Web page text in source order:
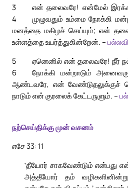
3
என் தலைவரே! என்மேல்
முழுவதும் உம்மை நோக்கி
4
மனத்தை மகிழச் செய்யும்; என்
உள்ளத்தை உயர்த்துகின்றேன். – பல்லவி
5
ஏனெனில் என் தலைவரே! நீர்
நோக்கி மன்றாடும்
6
ஆண்டவரே, என் வேண்டுதலுக்குச்
நாடும் என் குரலைக் கேட்டருளும். –
நற்செய்திக்கு முன் வசனம்
எசே 33: 11
‛தீயோர் சாகவேண்டும் என்பது
அத்தீயோர் தம் வழிகளினின்று